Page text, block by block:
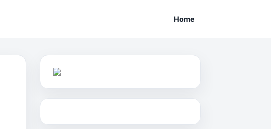
Home